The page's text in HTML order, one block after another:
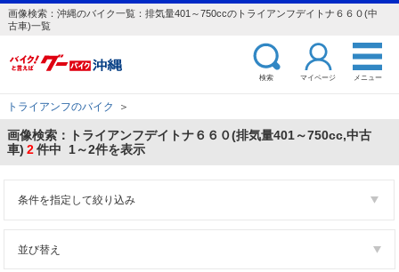
画像検索：沖縄のバイク一覧：排気量401～750ccのトライアンフデイトナ６６０(中
古車)一覧
検索 マイページ メニュー
トライアンフのバイク ＞
画像検索：トライアンフデイトナ６６０(排気量401～750cc,中古
車) 2件中 1～2件を表示
条件を指定して絞り込み
並び替え